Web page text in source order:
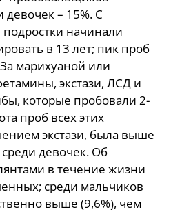
девочек – 15%. С
начинали
в 13 лет; пик проб
марихуаной или
экстази, ЛСД и
которые пробовали 2-
проб всех этих
экстази, была выше
девочек. Об
в течение жизни
среди мальчиков
выше (9,6%), чем